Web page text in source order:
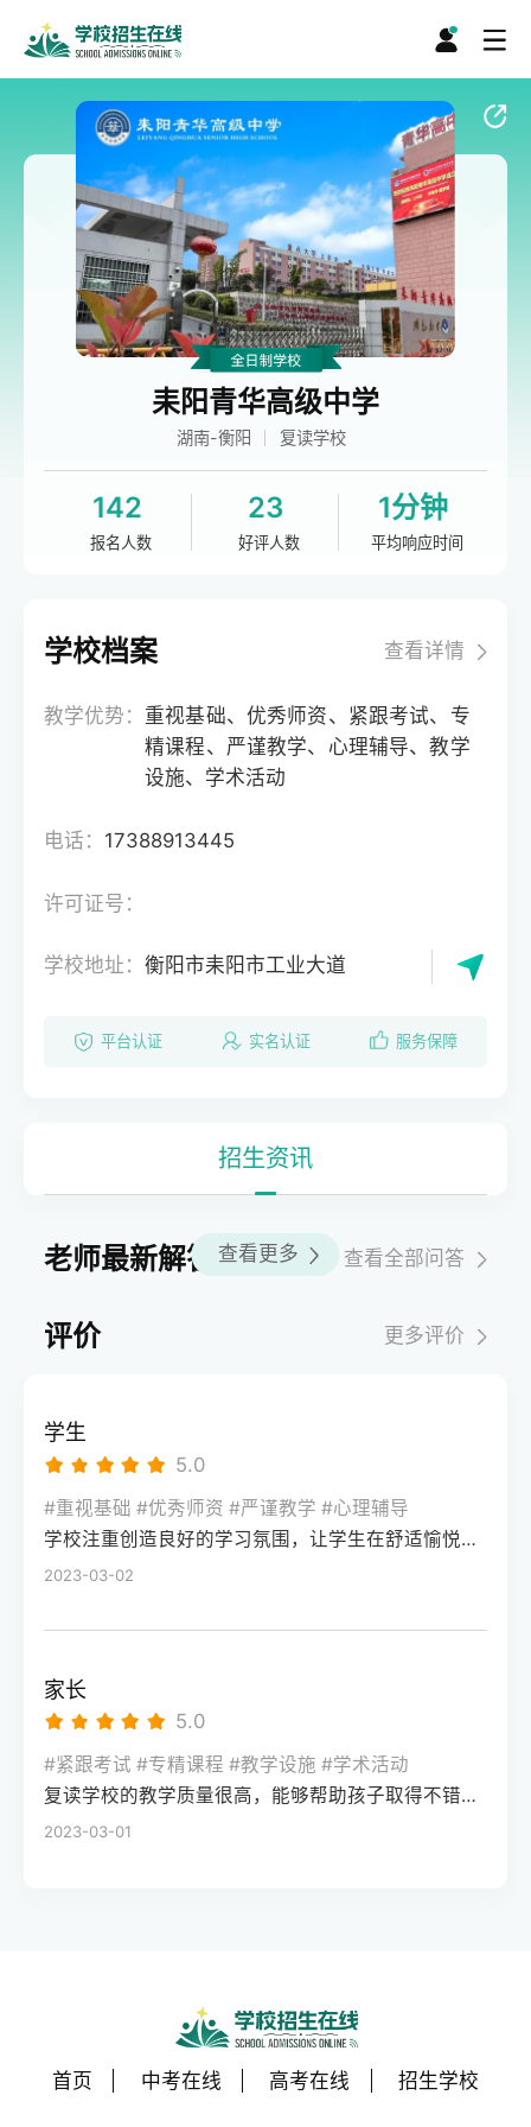
耒阳青华高级中学
湖南-衡阳 复读学校
142
报名人数
23
好评人数
1分钟
平均响应时间
学校档案 查看详情
教学优势： 重视基础、优秀师资、紧跟考试、专
精课程、严谨教学、心理辅导、教学
设施、学术活动
电话： 17388913445
许可证号：
学校地址：衡阳市耒阳市工业大道
平台认证 实名认证 服务保障
招生资讯
查看更多
老师最新解答 查看全部问答
评价 更多评价
学生
5.0
#重视基础 #优秀师资 #严谨教学 #心理辅导
学校注重创造良好的学习氛围，让学生在舒适愉悦的环境中学习。这种氛围可以让学生更加投入学习，提高学习效率，同时也有利于培养学生的自律能力。
2023-03-02
家长
5.0
#紧跟考试 #专精课程 #教学设施 #学术活动
复读学校的教学质量很高，能够帮助孩子取得不错的成绩，同时学习氛围也很好，孩子能够在舒适的环境中学习。我会向其他家长推荐这所学校。
2023-03-01
首页 中考在线 高考在线 招生学校